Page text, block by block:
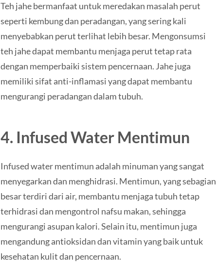
Teh jahe bermanfaat untuk meredakan masalah perut
seperti kembung dan peradangan, yang sering kali
menyebabkan perut terlihat lebih besar. Mengonsumsi
teh jahe dapat membantu menjaga perut tetap rata
dengan memperbaiki sistem pencernaan. Jahe juga
memiliki sifat anti-inflamasi yang dapat membantu
mengurangi peradangan dalam tubuh.
4. Infused Water Mentimun
Infused water mentimun adalah minuman yang sangat
menyegarkan dan menghidrasi. Mentimun, yang sebagian
besar terdiri dari air, membantu menjaga tubuh tetap
terhidrasi dan mengontrol nafsu makan, sehingga
mengurangi asupan kalori. Selain itu, mentimun juga
mengandung antioksidan dan vitamin yang baik untuk
kesehatan kulit dan pencernaan.